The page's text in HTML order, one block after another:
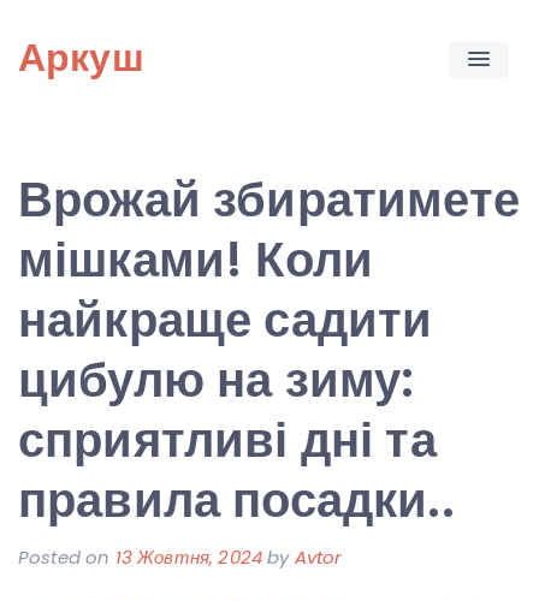
content
Аркуш
Врожай збиратимете
мішками! Коли
найкраще садити
цибулю на зиму:
сприятливі дні та
правила посадки..
Posted on 13 Жовтня, 2024byAvtor